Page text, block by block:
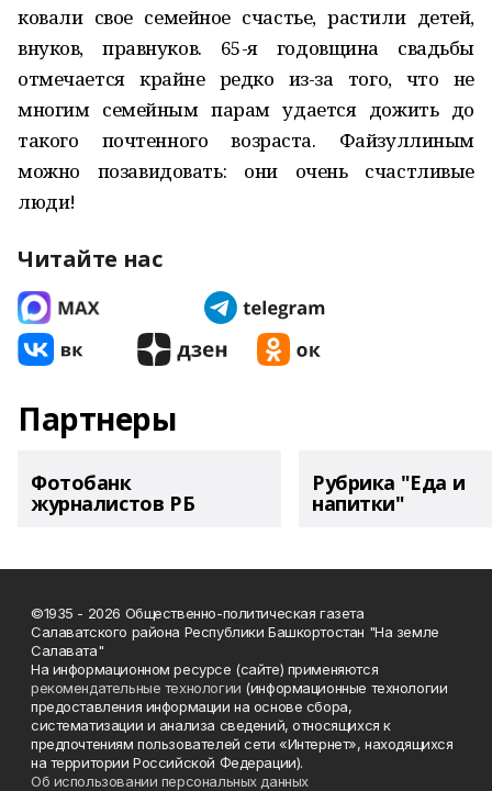
ковали свое семейное счастье, растили детей,
внуков, правнуков. 65-я годовщина свадьбы
отмечается крайне редко из-за того, что не
многим семейным парам удается дожить до
такого почтенного возраста. Файзуллиным
можно позавидовать: они очень счастливые
люди!
Читайте нас
Партнеры
Фотобанк
журналистов РБ
Рубрика "Еда и
напитки"
©1935 - 2026 Общественно-политическая газета
Салаватского района Республики Башкортостан "На земле
Салавата"
На информационном ресурсе (сайте) применяются
рекомендательные технологии (информационные технологии
предоставления информации на основе сбора,
систематизации и анализа сведений, относящихся к
предпочтениям пользователей сети «Интернет», находящихся
на территории Российской Федерации).
Об использовании персональных данных